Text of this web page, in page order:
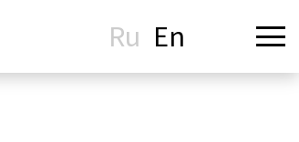
Ru En